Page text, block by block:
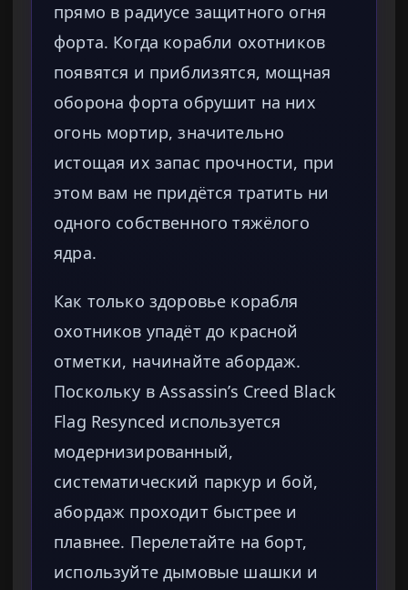
прямо в радиусе защитного огня
форта. Когда корабли охотников
появятся и приблизятся, мощная
оборона форта обрушит на них
огонь мортир, значительно
истощая их запас прочности, при
этом вам не придётся тратить ни
одного собственного тяжёлого
ядра.
Как только здоровье корабля
охотников упадёт до красной
отметки, начинайте абордаж.
Поскольку в Assassin’s Creed Black
Flag Resynced используется
модернизированный,
систематический паркур и бой,
абордаж проходит быстрее и
плавнее. Перелетайте на борт,
используйте дымовые шашки и